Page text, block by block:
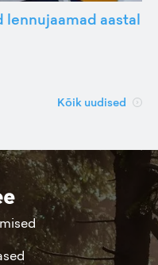
lennujaamad aastal
Kõik uudised